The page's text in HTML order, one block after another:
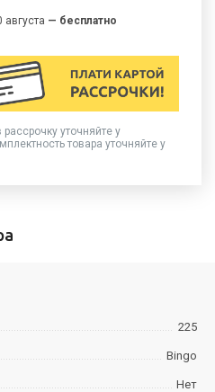
августа — бесплатно
уточняйте у
товара уточняйте у
225
Bingo
Нет